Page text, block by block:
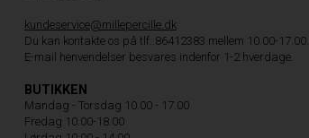
kundeservice@millepercille.dk
Du kan kontakte os på tlf.:86412383 mellem 10.00-17.00.
E-mail henvendelser besvares indenfor 1-2 hverdage.
BUTIKKEN
Mandag - Torsdag 10.00 - 17.00
Fredag 10.00-18.00